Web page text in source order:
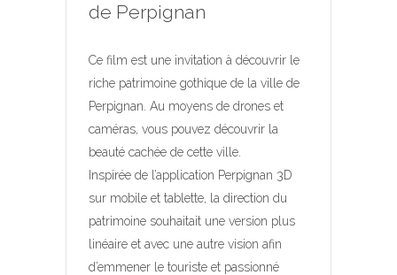
de Perpignan
Ce film est une invitation à découvrir le
riche patrimoine gothique de la ville de
Perpignan. Au moyens de drones et
caméras, vous pouvez découvrir la
beauté cachée de cette ville.
Inspirée de l’application Perpignan 3D
sur mobile et tablette, la direction du
patrimoine souhaitait une version plus
linéaire et avec une autre vision afin
d’emmener le touriste et passionné